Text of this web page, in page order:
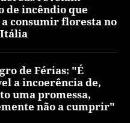
de incêndio que
consumir floresta no
de Férias: "É
a incoerência de,
uma promessa,
não a cumprir"